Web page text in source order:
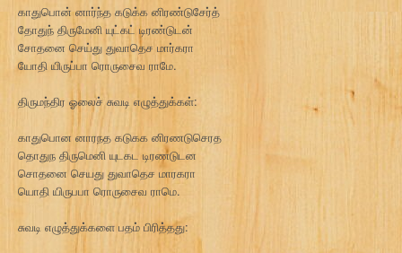
காதுபொன் னார்ந்த கடுக்க னிரண்டுசேர்த்
தோதுந் திருமேனி யுட்கட் டிரண்டுடன்
சோதனை செய்து துவாதெச மார்கரா
யோதி யிருப்பா ரொருசைவ ராமே.
திருமந்திர ஓலைச் சுவடி எழுத்துக்கள்:
காதுபொன னாரநத கடுகக னிரணடுசெரத
தொதுந திருமெனி யுடகட டிரணடுடன
சொதனை செயது துவாதெச மாரகரா
யொதி யிருபபா ரொருசைவ ராமெ.
சுவடி எழுத்துக்களை பதம் பிரித்தது: